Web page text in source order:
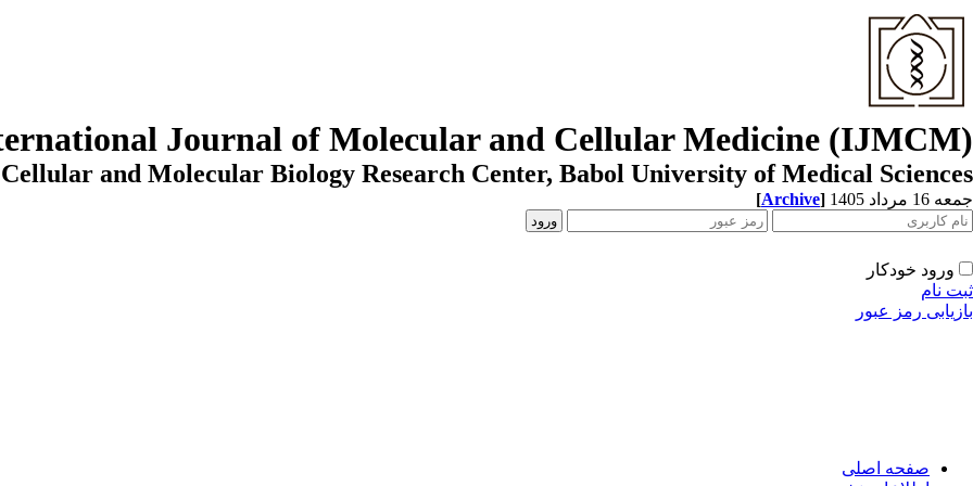
Journal of Molecular and Cellular Medicine (IJMCM)
Cellular and Molecular Biology Research Center, Babol University of Medical Sciences
جمعه 16 مرداد 1405 [Archive]
ورود خودکار
ثبت نام
بازیابی رمز عبور
صفحه اصلی